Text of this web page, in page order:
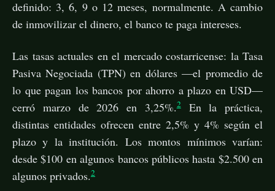
definido: 3, 6, 9 o 12 meses, normalmente. A cambio
de inmovilizar el dinero, el banco te paga intereses.
Las tasas actuales en el mercado costarricense: la Tasa
Pasiva Negociada (TPN) en dólares —el promedio de
lo que pagan los bancos por ahorro a plazo en USD—
cerró marzo de 2026 en 3,25%.2En la práctica,
distintas entidades ofrecen entre 2,5% y 4% según el
plazo y la institución. Los montos mínimos varían:
desde $100 en algunos bancos públicos hasta $2.500 en
algunos privados.2